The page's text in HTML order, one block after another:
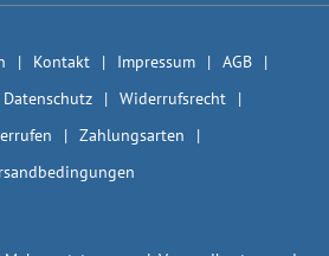
Kontakt Impressum
AGB
Widerrufsrecht
Zahlungsarten